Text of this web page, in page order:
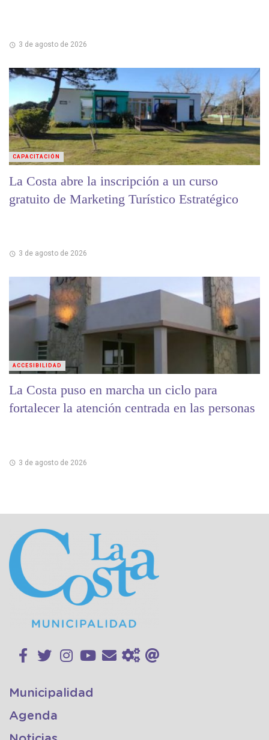
3 de agosto de 2026
La Costa abre la inscripción a un curso
gratuito de Marketing Turístico Estratégico
3 de agosto de 2026
CAPACITACIÓN
La Costa puso en marcha un ciclo para
fortalecer la atención centrada en las personas
3 de agosto de 2026
ACCESIBILIDAD
Municipalidad
Agenda